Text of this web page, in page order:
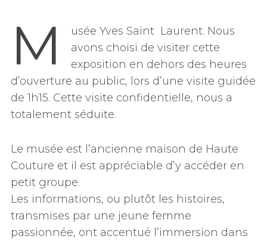
M
usée Yves Saint Laurent. Nous
avons choisi de visiter cette
exposition en dehors des heures
d’ouverture au public, lors d’une visite guidée
de 1h15. Cette visite confidentielle, nous a
totalement séduite.
Le musée est l’ancienne maison de Haute
Couture et il est appréciable d’y accéder en
petit groupe.
Les informations, ou plutôt les histoires,
transmises par une jeune femme
passionnée, ont accentué l’immersion dans